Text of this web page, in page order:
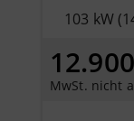
103 kW
MwSt. nicht